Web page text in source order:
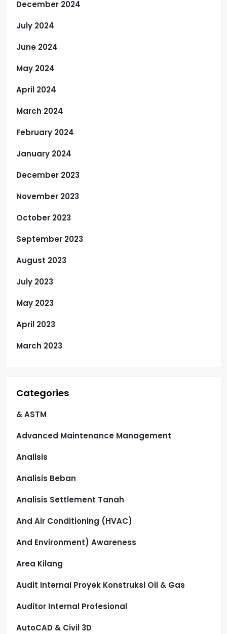
December 2024
July 2024
June 2024
May 2024
April 2024
March 2024
February 2024
January 2024
December 2023
November 2023
October 2023
September 2023
August 2023
July 2023
May 2023
April 2023
March 2023
Categories
& ASTM
Advanced Maintenance Management
Analisis
Analisis Beban
Analisis Settlement Tanah
And Air Conditioning (HVAC)
And Environment) Awareness
Area Kilang
Audit Internal Proyek Konstruksi Oil & Gas
Auditor Internal Profesional
AutoCAD & Civil 3D